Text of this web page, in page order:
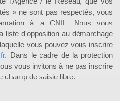
» ne sont pas respectés, vous
à la CNIL. Nous vous
liste d'opposition au démarchage
vous pouvez vous inscrire
. Dans le cadre de la protection
vous invitons à ne pas inscrire
champ de saisie libre.